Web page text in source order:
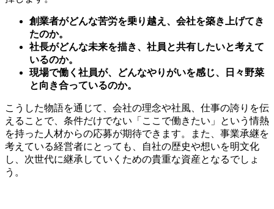
創業者がどんな苦労を乗り越え、会社を築き上げてき
たのか。
社長がどんな未来を描き、社員と共有したいと考えて
いるのか。
現場で働く社員が、どんなやりがいを感じ、日々野菜
と向き合っているのか。
こうした物語を通じて、会社の理念や社風、仕事の誇りを伝
えることで、条件だけでない「ここで働きたい」という情熱
を持った人材からの応募が期待できます。また、事業承継を
考えている経営者にとっても、自社の歴史や想いを明文化
し、次世代に継承していくための貴重な資産となるでしょ
う。